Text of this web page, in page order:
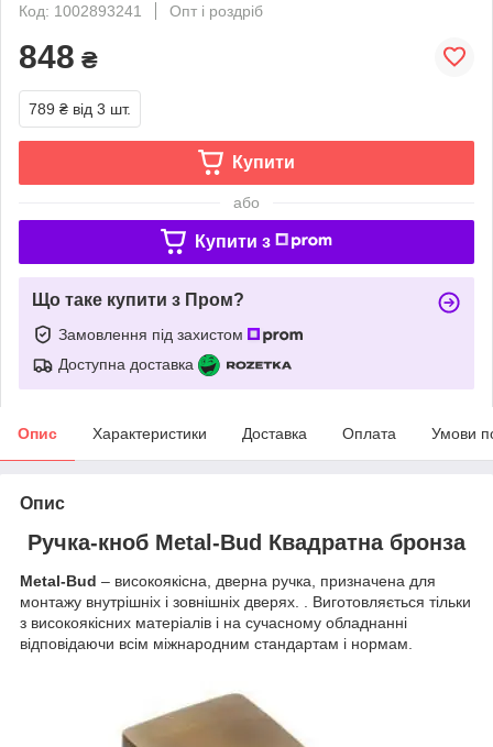
Код: 1002893241
Опт і роздріб
848 ₴
789 ₴ від 3 шт.
Купити
або
Купити з
Що таке купити з Пром?
Замовлення під захистом
Доступна доставка
Опис Характеристики Доставка Оплата Умови
Опис
Ручка-кноб Metal-Bud Квадратна бронза
Metal-Bud – високоякісна, дверна ручка, призначена для
монтажу внутрішніх і зовнішніх дверях. . Виготовляється тільки
з високоякісних матеріалів і на сучасному обладнанні
відповідаючи всім міжнародним стандартам і нормам.